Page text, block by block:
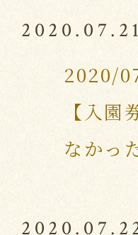
2020.07.21
2020/
【入
なかっ